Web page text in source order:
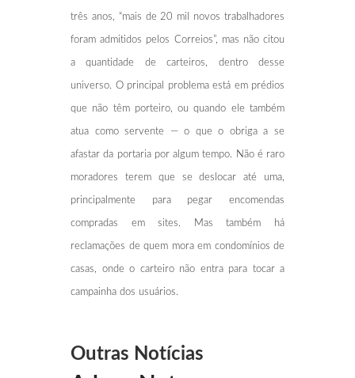
três anos, “mais de 20 mil novos trabalhadores
foram admitidos pelos Correios”, mas não citou
a quantidade de carteiros, dentro desse
universo. O principal problema está em prédios
que não têm porteiro, ou quando ele também
atua como servente — o que o obriga a se
afastar da portaria por algum tempo. Não é raro
moradores terem que se deslocar até uma,
principalmente para pegar encomendas
compradas em sites. Mas também há
reclamações de quem mora em condomínios de
casas, onde o carteiro não entra para tocar a
campainha dos usuários.
Outras Notícias